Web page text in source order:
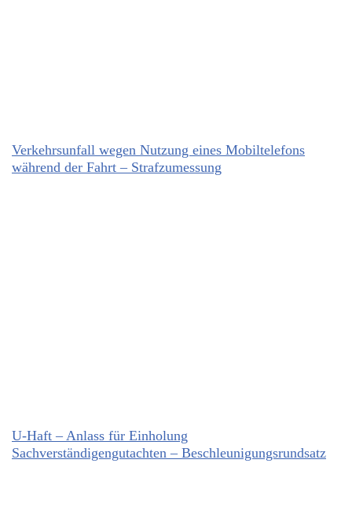
Verkehrsunfall wegen Nutzung eines Mobiltelefons
während der Fahrt – Strafzumessung
U-Haft – Anlass für Einholung
Sachverständigengutachten – Beschleunigungsrundsatz